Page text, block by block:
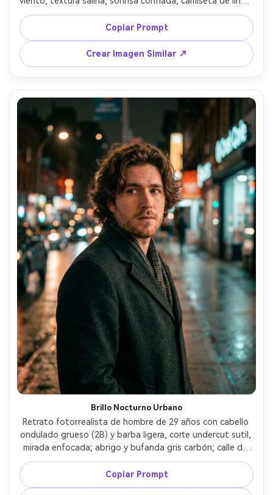
collar de conchas; dunas de playa con niebla oceánica; luz
diurna brillante y suave envolvente; Sony A7R IV, 35mm
f/2, perspectiva natural, bokeh suave; encuadre cintura
arriba, ángulo bajo; ambiente: despreocupado y fresco;
cabellos sueltos realistas, reflejos naturales, enfoque
nítido, aspecto editorial de alta resolución --ar 4:5
Copiar Prompt
Crear Imagen Similar ↗
Brillo Nocturno Urbano
Retrato fotorrealista de hombre de 29 años con cabello
ondulado grueso (2B) y barba ligera, corte undercut sutil,
mirada enfocada; abrigo y bufanda gris carbón; calle de
ciudad iluminada con neón en la noche y reflejos en
pavimento mojado; luces mixtas de letreros y faroles,
relleno suave para mantener piel natural; Fujifilm GFX 50S
Copiar Prompt